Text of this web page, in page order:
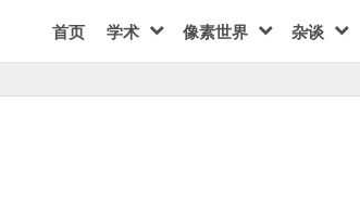
首页 学术 像素世界 杂谈